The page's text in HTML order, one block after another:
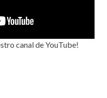
canal de YouTube!